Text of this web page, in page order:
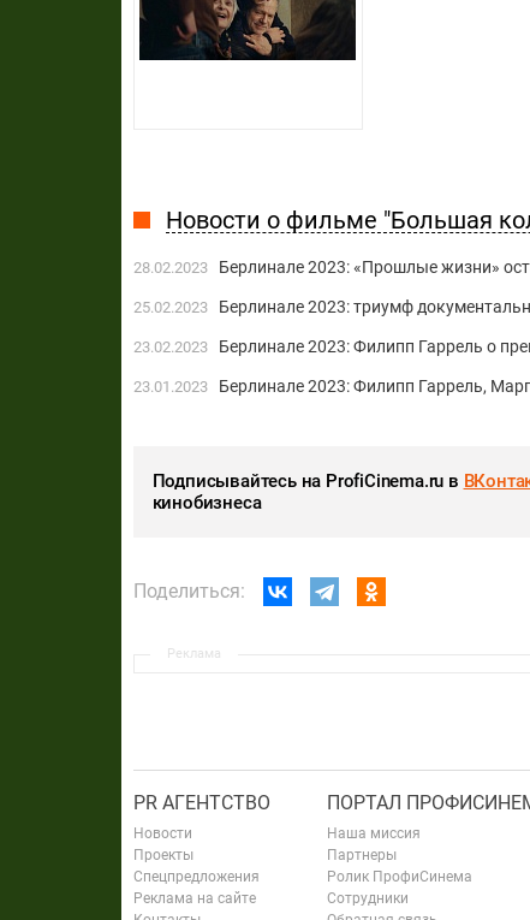
Новости о фильме "Большая
28.02.2023 Берлинале 2023: «Прошлые жизни»
25.02.2023 Берлинале 2023: триумф
23.02.2023 Берлинале 2023: Филипп Гаррель о
23.01.2023 Берлинале 2023: Филипп Гаррель,
Подписывайтесь на ProfiCinema.ru в
кинобизнеса
Поделиться:
Реклама
PR АГЕНТСТВО
Новости
Проекты
Спецпредложения
Реклама на сайте
ПОРТАЛ
Наша миссия
Партнеры
Ролик ПрофиСинема
Сотрудники